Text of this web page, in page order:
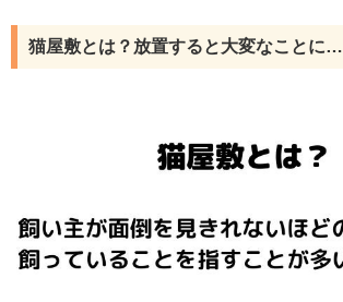
猫屋敷とは？放置すると大変なことに…